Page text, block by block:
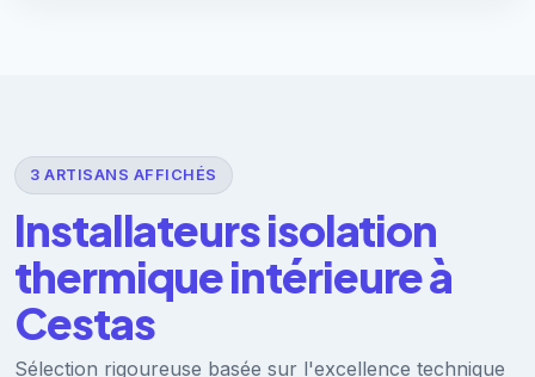
3 ARTISANS AFFICHÉS
Installateurs isolation
thermique intérieure à
Cestas
Sélection rigoureuse basée sur l'excellence technique